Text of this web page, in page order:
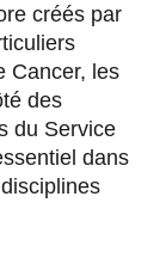
créés par
Cancer, les
des
du Service
dans